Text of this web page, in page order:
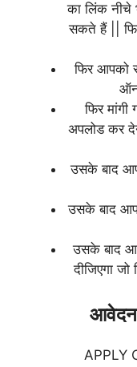
का लिंक नीचे
सकते हैं ||
फिर आपको
फिर मांगी
अपलोड कर
उसके बाद
उसके बाद
उसके बाद
दीजिएगा
APPLY